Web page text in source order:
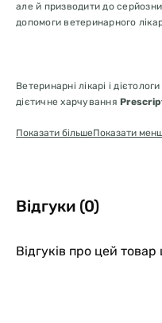
але й призводити до
допомоги ветеринарного
Ветеринарні лікарі і
дієтичне харчування
шляхів вашого кота.
Показати більшеПоказати
Відгуки (0)
Відгуків про цей